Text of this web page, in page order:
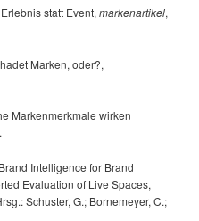
statt Event,markenartikel,
Marken, oder?,
Markenmerkmale wirken
Intelligence for Brand
Evaluation of Live Spaces,
Schuster, G.; Bornemeyer, C.;